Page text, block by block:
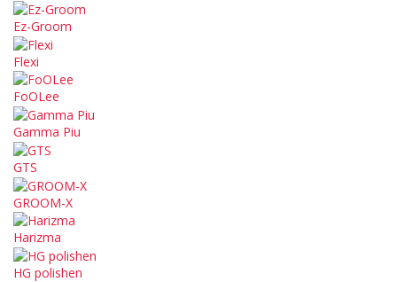
Ez-Groom
Flexi
FoOLee
Gamma Piu
GTS
GROOM-X
Harizma
HG polishen